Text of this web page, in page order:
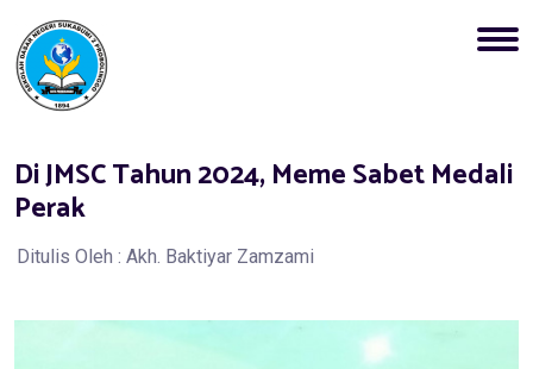
Di JMSC Tahun 2024, Meme Sabet Medali
Perak
Ditulis Oleh : Akh. Baktiyar Zamzami